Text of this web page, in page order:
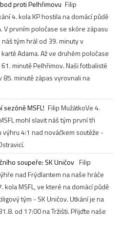
proti Pelhřimovu Filip
4. kola KP hostila na domácí půdě
V prvním poločase se skóre zápasu
tým hrál od 39. minuty v
Adama. Až ve druhém poločase
minutě Pelhřimov. Naši fotbalisté
85. minutě zápas vyrovnali na
MSFL! Filip MužátkoVe 4.
mohl slavit náš tým první tři
4:1 nad nováčkem soutěže -
soupeře: SK Uničov Filip
nad Frýdlantem na naše hráče
kola MSFL, ve které na domácí půdě
tým - SK Uničov. Utkání je na
od 17:00 na Tržišti. Přijďte naše